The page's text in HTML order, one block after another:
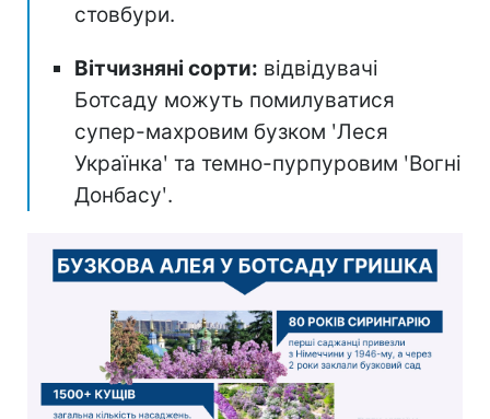
стовбури.
Вітчизняні сорти: відвідувачі
Ботсаду можуть помилуватися
супер-махровим бузком ʹЛеся
Українкаʹ та темно-пурпуровим ʹВогні
Донбасуʹ.